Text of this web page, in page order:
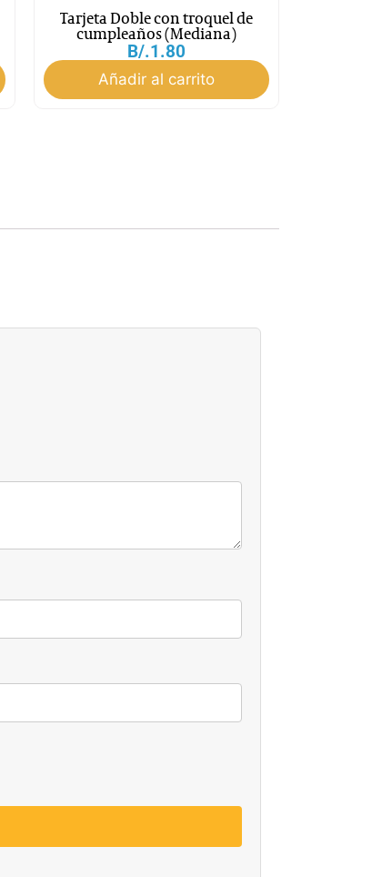
Tarjeta Doble con troquel de
cumpleaños (Mediana)
B/.1.80
Añadir al carrito